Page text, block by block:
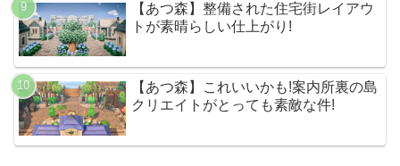
【あつ森】整備された住宅街レイアウ
トが素晴らしい仕上がり!
【あつ森】これいいかも!案内所裏の島
クリエイトがとっても素敵な件!